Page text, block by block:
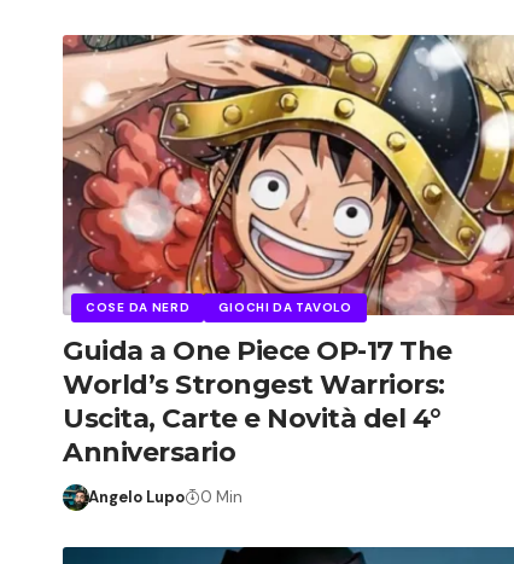
COSE DA NERD GIOCHI DA TAVOLO
Guida a One Piece OP-17 The
World’s Strongest Warriors:
Uscita, Carte e Novità del 4°
Anniversario
Angelo Lupo 0 Min